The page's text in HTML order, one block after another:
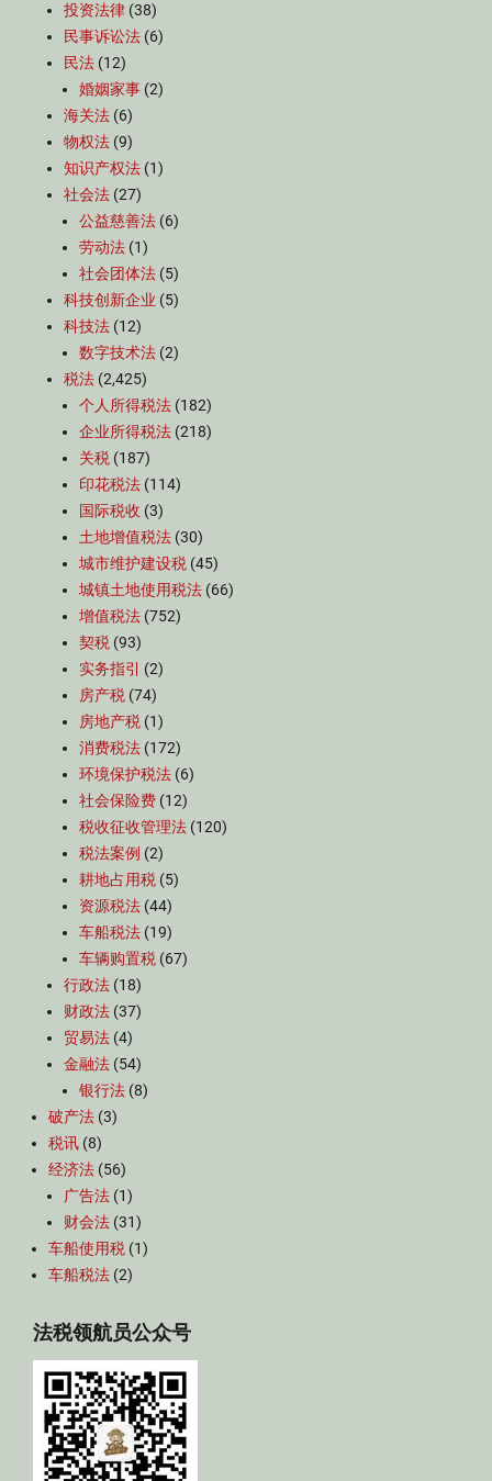
投资法律 (38)
民事诉讼法 (6)
民法 (12)
婚姻家事 (2)
海关法 (6)
物权法 (9)
知识产权法 (1)
社会法 (27)
公益慈善法 (6)
劳动法 (1)
社会团体法 (5)
科技创新企业 (5)
科技法 (12)
数字技术法 (2)
税法 (2,425)
个人所得税法 (182)
企业所得税法 (218)
关税 (187)
印花税法 (114)
国际税收 (3)
土地增值税法 (30)
城市维护建设税 (45)
城镇土地使用税法 (66)
增值税法 (752)
契税 (93)
实务指引
(2)
房产税 (74)
房地产税 (1)
消费税法 (172)
环境保护税法 (6)
社会保险费 (12)
税收征收管理法 (120)
税法案例 (2)
耕地占用税 (5)
资源税法 (44)
车船税法 (19)
车辆购置税 (67)
行政法 (18)
财政法 (37)
贸易法 (4)
金融法 (54)
银行法 (8)
破产法 (3)
税讯 (8)
经济法 (56)
广告法 (1)
财会法 (31)
车船使用税 (1)
车船税法 (2)
法税领航员公众号